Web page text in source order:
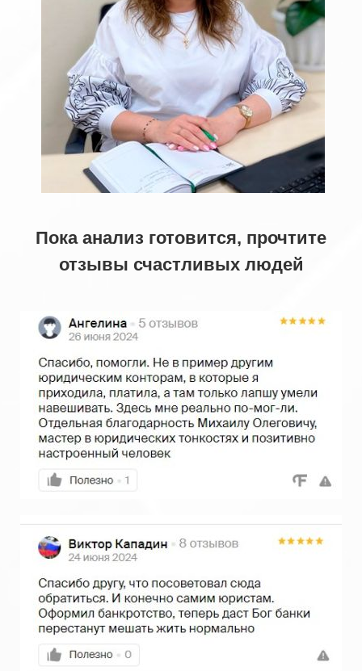
Пока анализ готовится, прочтите
отзывы счастливых людей